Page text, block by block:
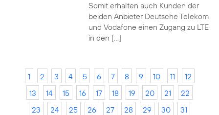
Somit erhalten auch Kunden der
beiden Anbieter Deutsche Telekom
und Vodafone einen Zugang zu LTE
in den […]
1 2 3 4 5 6 7 8 9 10 11
12
13
14 15 16 17 18 19 20 21
22
23
24 25 26 27 28 29 30
31